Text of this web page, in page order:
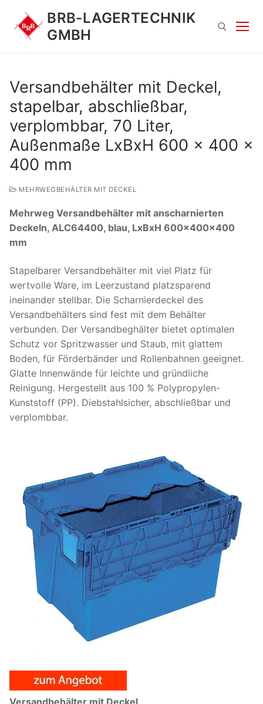
Inhalt
springen
BRB-LAGERTECHNIK
GMBH
Suchen
Versandbehälter mit Deckel,
stapelbar, abschließbar,
verplombbar, 70 Liter,
Außenmaße LxBxH 600 x 400 x
400 mm
MEHRWEGBEHÄLTER MIT DECKEL
Mehrweg Versandbehälter mit anscharnierten
Deckeln, ALC64400, blau, LxBxH 600x400x400
mm
Stapelbarer Versandbehälter mit viel Platz für
wertvolle Ware, im Leerzustand platzsparend
ineinander stellbar. Die Scharnierdeckel des
Versandbehälters sind fest mit dem Behälter
verbunden. Der Versandbeghälter bietet optimalen
Schutz vor Spritzwasser und Staub, mit glattem
Boden, für Förderbänder und Rollenbahnen geeignet.
Glatte Innenwände für leichte und gründliche
Reinigung. Hergestellt aus 100 % Polypropylen-
Kunststoff (PP). Diebstahlsicher, abschließbar und
verplombbar.
Versandbehälter mit Deckel